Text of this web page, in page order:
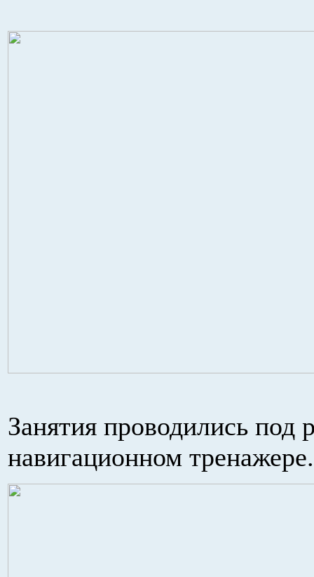
Занятия проводились под
навигационном тренажере.